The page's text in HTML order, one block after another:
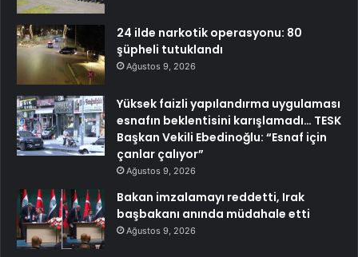
24 ilde narkotik operasyonu: 80
şüpheli tutuklandı
Ağustos 9, 2026
Yüksek faizli yapılandırma uygulaması
esnafın beklentisini karışlamadı… TESK
Başkan Vekili Ebedinoğlu: “Esnaf için
çanlar çalıyor”
Ağustos 9, 2026
Bakan imzalamayı reddetti, Irak
başbakanı anında müdahale etti
Ağustos 9, 2026